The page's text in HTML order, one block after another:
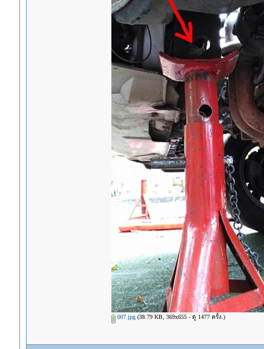
007.jpg(38.79 KB, 369x655 - ดู 1477 ครั้ง.)